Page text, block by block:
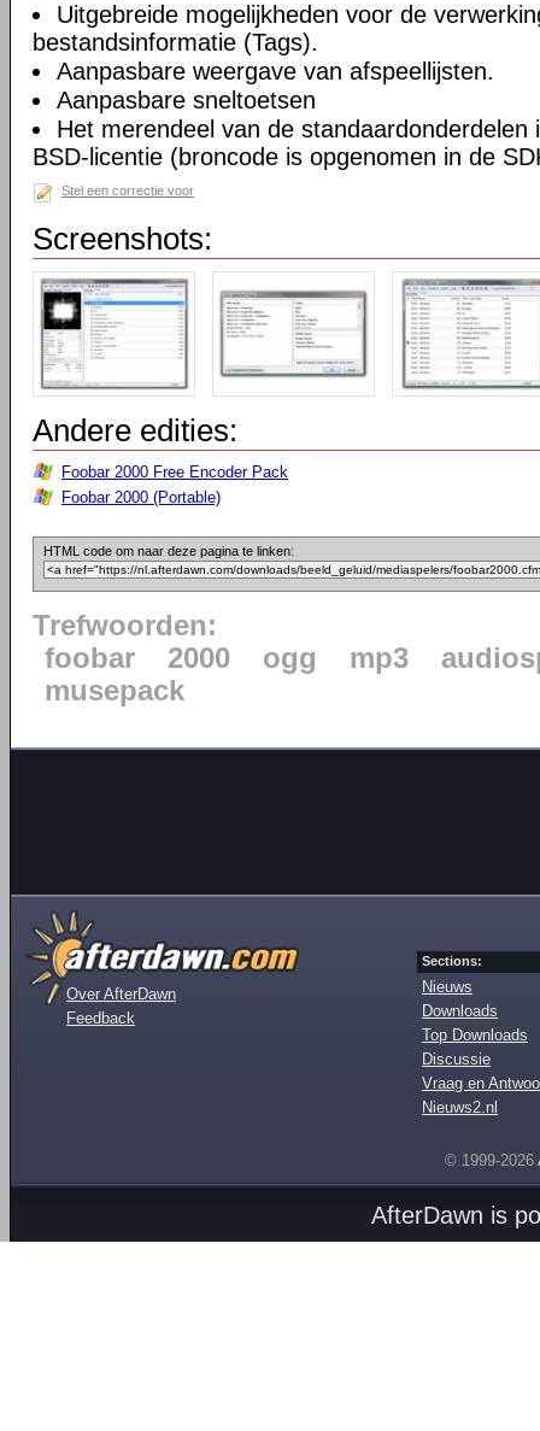
Uitgebreide mogelijkheden voor de
bestandsinformatie (Tags).
Aanpasbare weergave van afspeellijsten.
Aanpasbare sneltoetsen
Het merendeel van de standaardonderdelen
BSD-licentie (broncode is opgenomen in de
Stel een correctie voor
Screenshots:
Andere edities:
Foobar 2000 Free Encoder Pack
Foobar 2000 (Portable)
HTML code om naar deze pagina te linken:
Trefwoorden:
foobar
2000 ogg mp3
musepack
Over AfterDawn
Feedback
Sections:
Nieuws
Downloads
Top Downloads
Discussie
Vraag en
Nieuws2.nl
© 1999-2026
AfterDawn is